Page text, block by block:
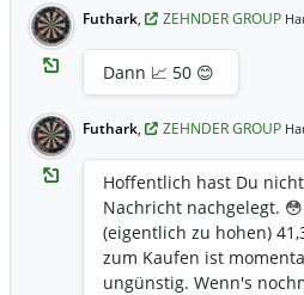
Futhark, ZEHNDER GROUP
Dann 📈 50 😊
Futhark, ZEHNDER GROUP
Hoffentlich hast Du
Nachricht nachgelegt.
(eigentlich zu hohen)
zum Kaufen ist
ungünstig. Wenn's